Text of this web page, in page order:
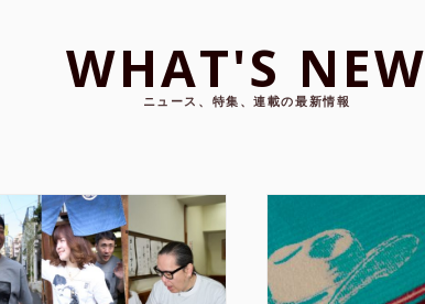
WHAT'S NEW
ニュース、特集、連載の最新情報